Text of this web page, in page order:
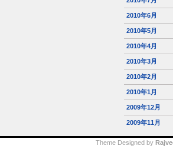
2010年6月
2010年5月
2010年4月
2010年3月
2010年2月
2010年1月
2009年12月
2009年11月
Theme Designed by